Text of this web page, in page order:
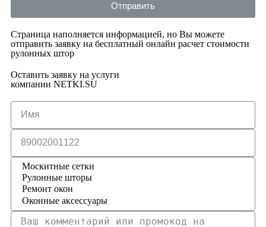
Отправить
Страница наполняется информацией, но Вы можете
отправить заявку на бесплатный онлайн расчет стоимости
рулонных штор
Оставить заявку на услуги
компании NETKI.SU